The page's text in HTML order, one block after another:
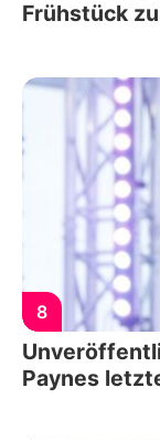
Frühstück
8
Paynes